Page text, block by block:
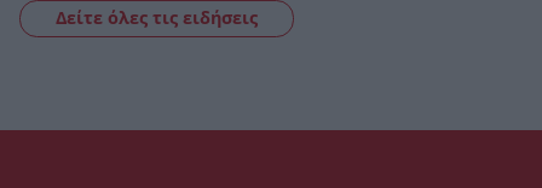
Δείτε όλες τις ειδήσεις